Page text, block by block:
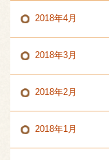
2018年4月
2018年3月
2018年2月
2018年1月